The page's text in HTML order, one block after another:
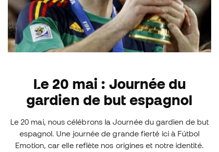
Le 20 mai : Journée du
gardien de but espagnol
Le 20 mai, nous célébrons la Journée du gardien de but
espagnol. Une journée de grande fierté ici à Fútbol
Emotion, car elle reflète nos origines et notre identité.